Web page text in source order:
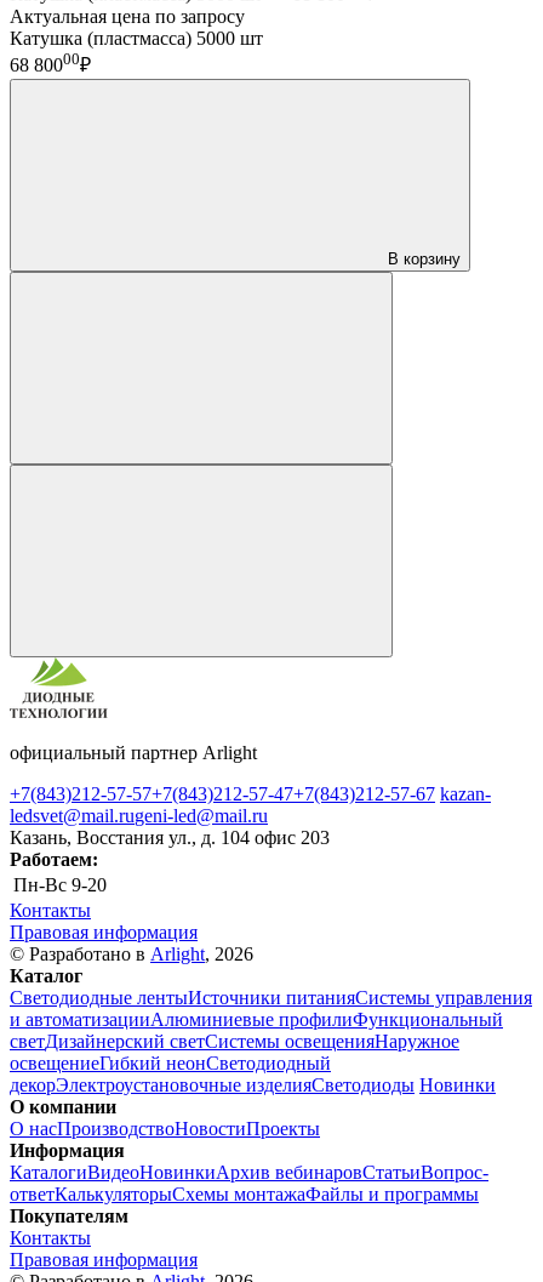
Актуальная цена по запросу
Катушка (пластмасса) 5000 шт
68 80000₽
В корзину
официальный партнер Arlight
+7(843)212-57-57+7(843)212-57-47+7(843)212-57-67 kazan-
ledsvet@mail.rugeni-led@mail.ru
Казань, Восстания ул., д. 104 офис 203
Работаем:
Пн-Вс 9-20
Контакты
Правовая информация
© Разработано в Arlight, 2026
Каталог
Светодиодные лентыИсточники питанияСистемы управления
и автоматизацииАлюминиевые профилиФункциональный
светДизайнерский светСистемы освещенияНаружное
освещениеГибкий неонСветодиодный
декорЭлектроустановочные изделияСветодиоды Новинки
О компании
О насПроизводствоНовостиПроекты
Информация
КаталогиВидеоНовинкиАрхив вебинаровСтатьиВопрос-
ответКалькуляторыСхемы монтажаФайлы и программы
Покупателям
Контакты
Правовая информация